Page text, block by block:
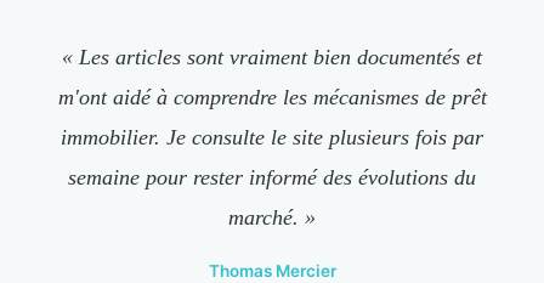
« Les articles sont vraiment bien documentés et
m'ont aidé à comprendre les mécanismes de prêt
immobilier. Je consulte le site plusieurs fois par
semaine pour rester informé des évolutions du
marché. »
Thomas Mercier